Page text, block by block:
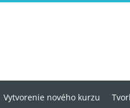
Vytvorenie nového kurzu